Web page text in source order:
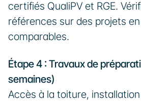
certifiés QualiPV et RGE.
références sur des projets
comparables.
Étape 4 : Travaux de
semaines)
Accès à la toiture,